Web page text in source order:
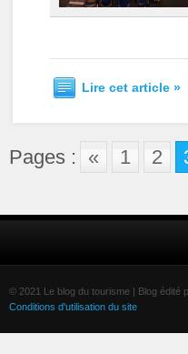
Lire cet article »
Pages : « 1 2
© 2021 Le blog du tourisme | Blog édité
Conditions d'utilisation du site